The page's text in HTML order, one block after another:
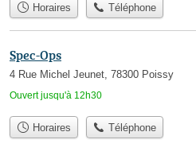
Horaires Téléphone
Spec-Ops
4 Rue Michel Jeunet, 78300 Poissy
Ouvert jusqu'à 12h30
Horaires Téléphone